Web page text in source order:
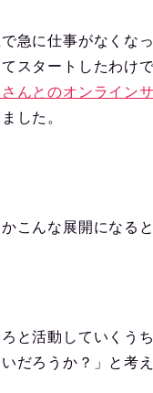
急に仕事がなくな
スタートしたわけ
んとのオンライン
した。
こんな展開になる
と活動していくう
だろうか？」と考